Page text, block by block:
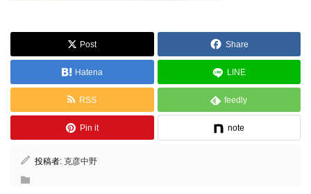
Post Share
Hatena LINE
RSS feedly
Pin it note
投稿者: 克彦中野